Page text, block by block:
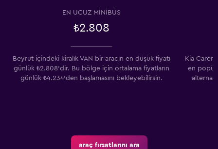
EN UCUZ MINIBÜS
₺2.808
Beyrut içindeki kiralık VAN bir aracın en düşük fiyatı
günlük ₺2.808'dir. Bu bölge için ortalama fiyatların
günlük ₺4.234'den başlamasını bekleyebilirsin.
Kia
en
araç fırsatlarını ara